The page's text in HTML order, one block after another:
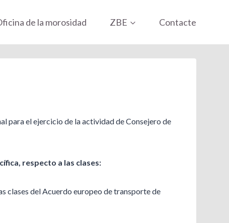
de la morosidad ZBE Contacte
para el ejercicio de la actividad de Consejero de
respecto a las clases:
clases del Acuerdo europeo de transporte de